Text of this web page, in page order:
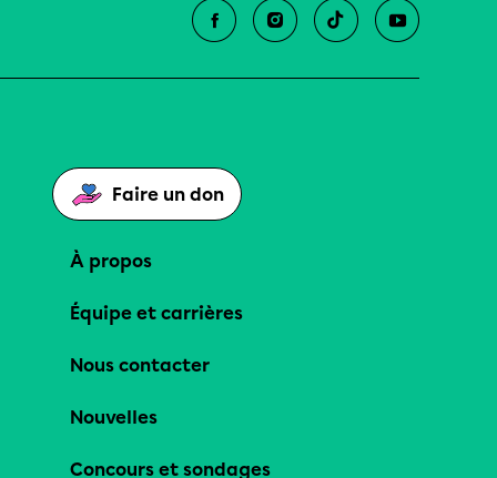
Faire un don
À propos
Équipe et carrières
Nous contacter
Nouvelles
Concours et sondages